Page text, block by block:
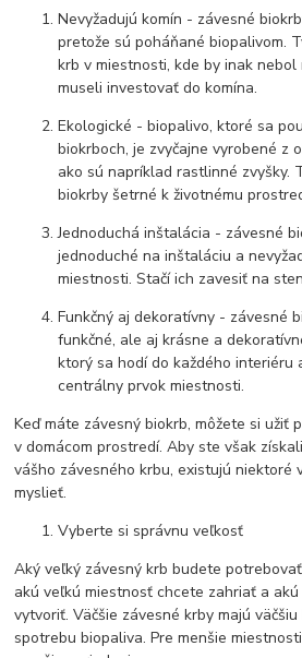
Nevyžadujú komín - závesné
pretože sú poháňané biopalivom.
krb v miestnosti, kde by inak nebol
museli investovať do komína.
Ekologické - biopalivo, ktoré sa
biokrboch, je zvyčajne vyrobené z
ako sú napríklad rastlinné zvyšky.
biokrby šetrné k životnému
Jednoduchá inštalácia - závesné
jednoduché na inštaláciu a
miestnosti. Stačí ich zavesiť na
Funkčný aj dekoratívny - závesné
funkčné, ale aj krásne a
ktorý sa hodí do každého interiéru
centrálny prvok miestnosti.
Keď máte závesný biokrb, môžete si užiť
v domácom prostredí. Aby ste však
vášho závesného krbu, existujú niektoré
myslieť.
Vyberte si správnu veľkosť
Aký veľký závesný krb budete
akú veľkú miestnosť chcete zahriať a
vytvoriť. Väčšie závesné krby majú
spotrebu biopaliva. Pre menšie